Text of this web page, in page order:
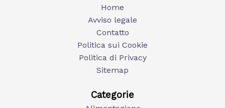
Home
Avviso legale
Contatto
Politica sui Cookie
Politica di Privacy
Sitemap
Categorie